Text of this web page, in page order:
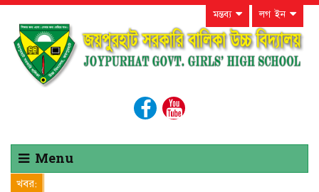
মন্তব্য লগ ইন
Menu
খবর: